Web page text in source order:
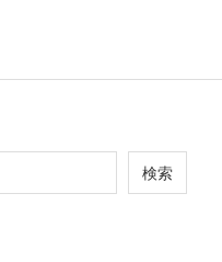
検索